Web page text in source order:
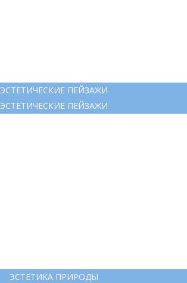
ЭСТЕТИЧЕСКИЕ ПЕЙЗАЖИ
ЭСТЕТИЧЕСКИЕ ПЕЙЗАЖИ
ЭСТЕТИКА ПРИРОДЫ